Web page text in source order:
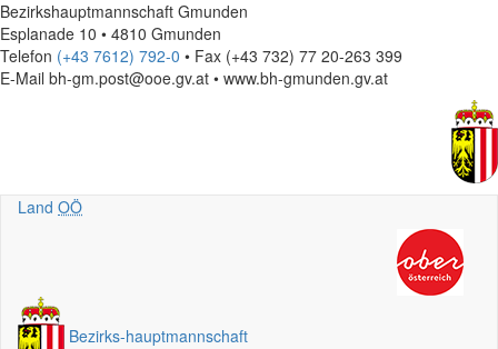
Bezirkshauptmannschaft Gmunden
Esplanade 10 • 4810 Gmunden
Telefon (+43 7612) 792-0 • Fax (+43 732) 77 20-263 399
E-Mail bh-gm.post@ooe.gv.at • www.bh-gmunden.gv.at
Land OÖ
Bezirks-hauptmannschaft